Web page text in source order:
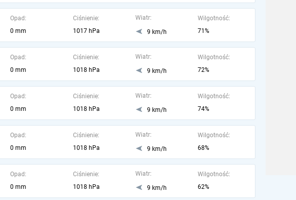
Opad:
0 mm
Ciśnienie:
1017 hPa
Wiatr:
9 km/h
Wilgotność:
71%
Opad:
0 mm
Ciśnienie:
1018 hPa
Wiatr:
9 km/h
Wilgotność:
72%
Opad:
0 mm
Ciśnienie:
1018 hPa
Wiatr:
9 km/h
Wilgotność:
74%
Opad:
0 mm
Ciśnienie:
1018 hPa
Wiatr:
9 km/h
Wilgotność:
68%
Opad:
0 mm
Ciśnienie:
1018 hPa
Wiatr:
9 km/h
Wilgotność:
62%